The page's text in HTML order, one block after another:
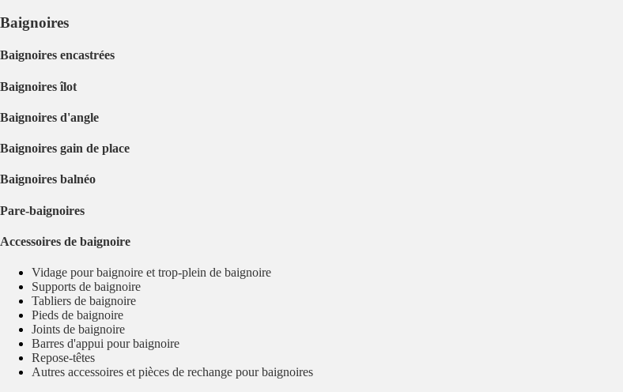
Baignoires
Baignoires encastrées
Baignoires îlot
Baignoires d'angle
Baignoires gain de place
Baignoires balnéo
Pare-baignoires
Accessoires de baignoire
Vidage pour baignoire et trop-plein de baignoire
Supports de baignoire
Tabliers de baignoire
Pieds de baignoire
Joints de baignoire
Barres d'appui pour baignoire
Repose-têtes
Autres accessoires et pièces de rechange pour baignoires